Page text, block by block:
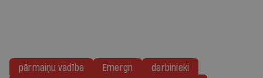
pārmaiņu vadība Emergn
darbinieki